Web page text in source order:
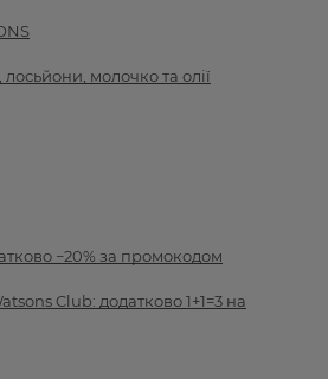
молочко та олії
−20% за промокодом
Club: додатково 1+1=3 на